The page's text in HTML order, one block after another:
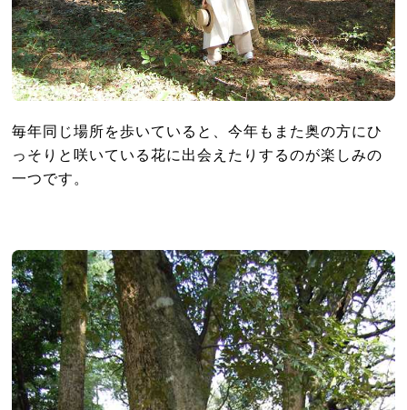
毎年同じ場所を歩いていると、今年もまた奥の方にひ
っそりと咲いている花に出会えたりするのが楽しみの
一つです。